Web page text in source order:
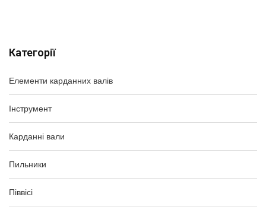
Категорії
Елементи карданних валів
Інструмент
Карданні вали
Пильники
Піввісі